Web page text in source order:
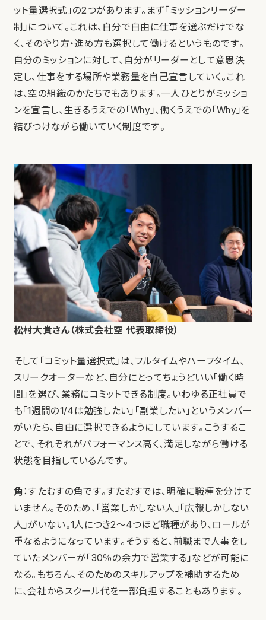
ット量選択式」の2つがあります。まず「ミッションリーダー
制」について。これは、自分で自由に仕事を選ぶだけでな
く、そのやり方・進め方も選択して働けるというものです。
自分のミッションに対して、自分がリーダーとして意思決
定し、仕事をする場所や業務量を自己宣言していく。これ
は、空の組織のかたちでもあります。一人ひとりがミッショ
ンを宣言し、生きるうえでの「Why」、働くうえでの「Why」を
結びつけながら働いていく制度です。
松村大貴さん（株式会社空 代表取締役）
そして「コミット量選択式」は、フルタイムやハーフタイム、
スリークオーターなど、自分にとってちょうどいい「働く時
間」を選び、業務にコミットできる制度。いわゆる正社員で
も「1週間の1/4は勉強したい」「副業したい」というメンバー
がいたら、自由に選択できるようにしています。こうするこ
とで、それぞれがパフォーマンス高く、満足しながら働ける
状態を目指しているんです。
角 ：すたむすの角です。すたむすでは、明確に職種を分けて
いません。そのため、「営業しかしない人」「広報しかしない
人」がいない。1人につき2〜4つほど職種があり、ロールが
重なるようになっています。そうすると、前職まで人事をし
ていたメンバーが「30％の余力で営業する」などが可能に
なる。もちろん、そのためのスキルアップを補助するため
に、会社からスクール代を一部負担することもあります。